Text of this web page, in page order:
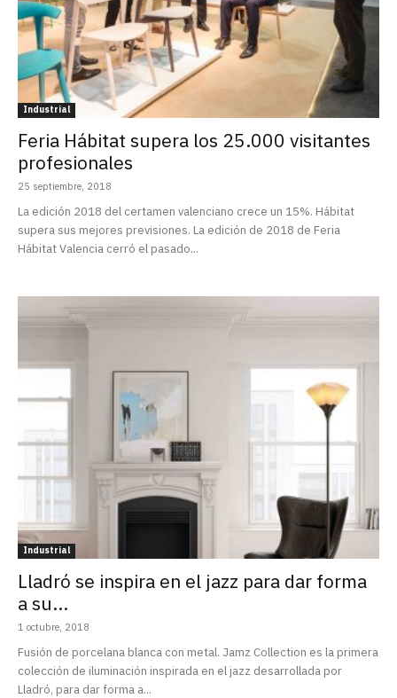
Industrial
Feria Hábitat supera los 25.000 visitantes
profesionales
25 septiembre, 2018
La edición 2018 del certamen valenciano crece un 15%. Hábitat
supera sus mejores previsiones. La edición de 2018 de Feria
Hábitat Valencia cerró el pasado...
Industrial
Lladró se inspira en el jazz para dar forma
a su...
1 octubre, 2018
Fusión de porcelana blanca con metal. Jamz Collection es la primera
colección de iluminación inspirada en el jazz desarrollada por
Lladró, para dar forma a...